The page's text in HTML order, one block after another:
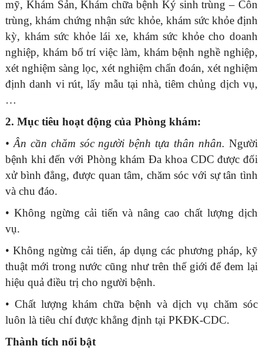
mỹ, Khám Sản, Khám chữa bệnh Ký sinh trùng – Côn
trùng, khám chứng nhận sức khỏe, khám sức khỏe định
kỳ, khám sức khỏe lái xe, khám sức khỏe cho doanh
nghiệp, khám bố trí việc làm, khám bệnh nghề nghiệp,
xét nghiệm sàng lọc, xét nghiệm chẩn đoán, xét nghiệm
định danh vi rút, lấy mẫu tại nhà, tiêm chủng dịch vụ,
…
2. Mục tiêu hoạt động của Phòng khám:
• Ân cần chăm sóc người bệnh tựa thân nhân. Người
bệnh khi đến với Phòng khám Đa khoa CDC được đối
xử bình đẳng, được quan tâm, chăm sóc với sự tân tình
và chu đáo.
• Không ngừng cải tiến và nâng cao chất lượng dịch
vụ.
• Không ngừng cải tiến, áp dụng các phương pháp, kỹ
thuật mới trong nước cũng như trên thế giới để đem lại
hiệu quả điều trị cho người bệnh.
• Chất lượng khám chữa bệnh và dịch vụ chăm sóc
luôn là tiêu chí được khẳng định tại PKĐK-CDC.
Thành tích nổi bật